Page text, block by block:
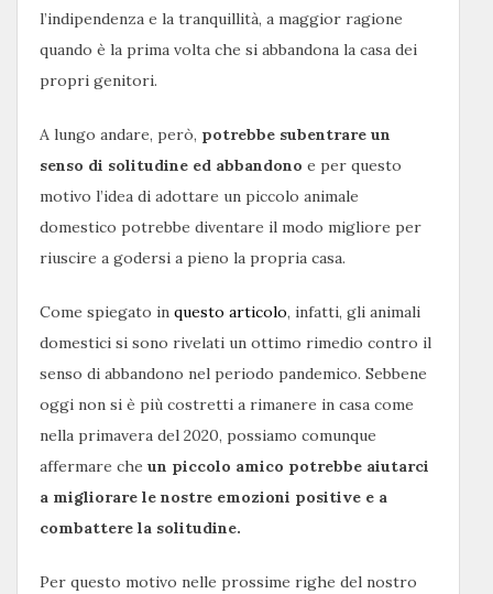
l’indipendenza e la tranquillità, a maggior ragione
quando è la prima volta che si abbandona la casa dei
propri genitori.
A lungo andare, però, potrebbe subentrare un
senso di solitudine ed abbandono e per questo
motivo l’idea di adottare un piccolo animale
domestico potrebbe diventare il modo migliore per
riuscire a godersi a pieno la propria casa.
Come spiegato in questo articolo, infatti, gli animali
domestici si sono rivelati un ottimo rimedio contro il
senso di abbandono nel periodo pandemico. Sebbene
oggi non si è più costretti a rimanere in casa come
nella primavera del 2020, possiamo comunque
affermare che un piccolo amico potrebbe aiutarci
a migliorare le nostre emozioni positive e a
combattere la solitudine.
Per questo motivo nelle prossime righe del nostro